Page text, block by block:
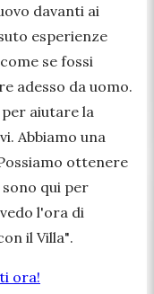
davanti ai
esperienze
se fossi
adesso da uomo.
aiutare la
Abbiamo una
ottenere
qui per
l'ora di
il Villa".
ora!